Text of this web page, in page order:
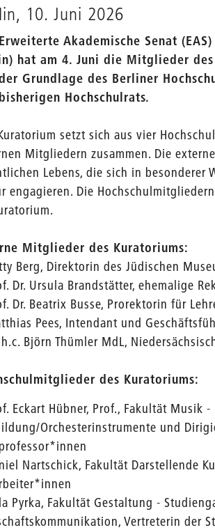
10. Juni 2026
Akademische Senat
hat am 4. Juni die Mitglieder
Grundlage des Berliner
Hochschulrats.
setzt sich aus vier
Mitgliedern zusammen. Die
Lebens, die sich in besonderer
engagieren. Die
Mitglieder des Kuratoriums:
Berg, Direktorin des Jüdischen
Dr. Ursula Brandstätter, ehemalige
Dr. Beatrix Busse, Prorektorin für
Pees, Intendant und
h.c. Björn Thümler MdL,
des Kuratoriums:
Eckart Hübner, Prof., Fakultät Musik
Orchesterinstrumente und
Nartschick, Fakultät Darstellende
Pyrka, Fakultät Gestaltung -
Vertreterin der